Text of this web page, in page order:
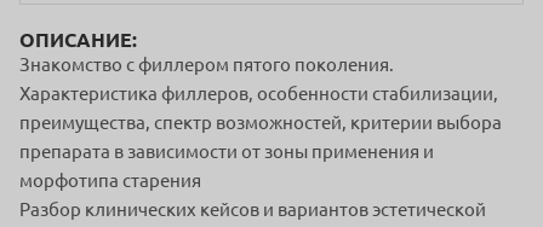
ОПИСАНИЕ:
Знакомство с филлером пятого поколения.
Характеристика филлеров, особенности стабилизации,
преимущества, спектр возможностей, критерии выбора
препарата в зависимости от зоны применения и
морфотипа старения
Разбор клинических кейсов и вариантов эстетической